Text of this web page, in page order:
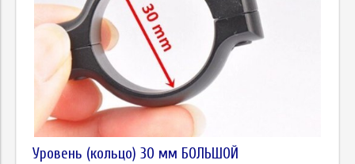
Уровень (кольцо) 30 мм БОЛЬШОЙ